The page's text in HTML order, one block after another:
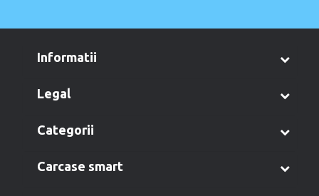
informatii
legal
categorii
carcase smart